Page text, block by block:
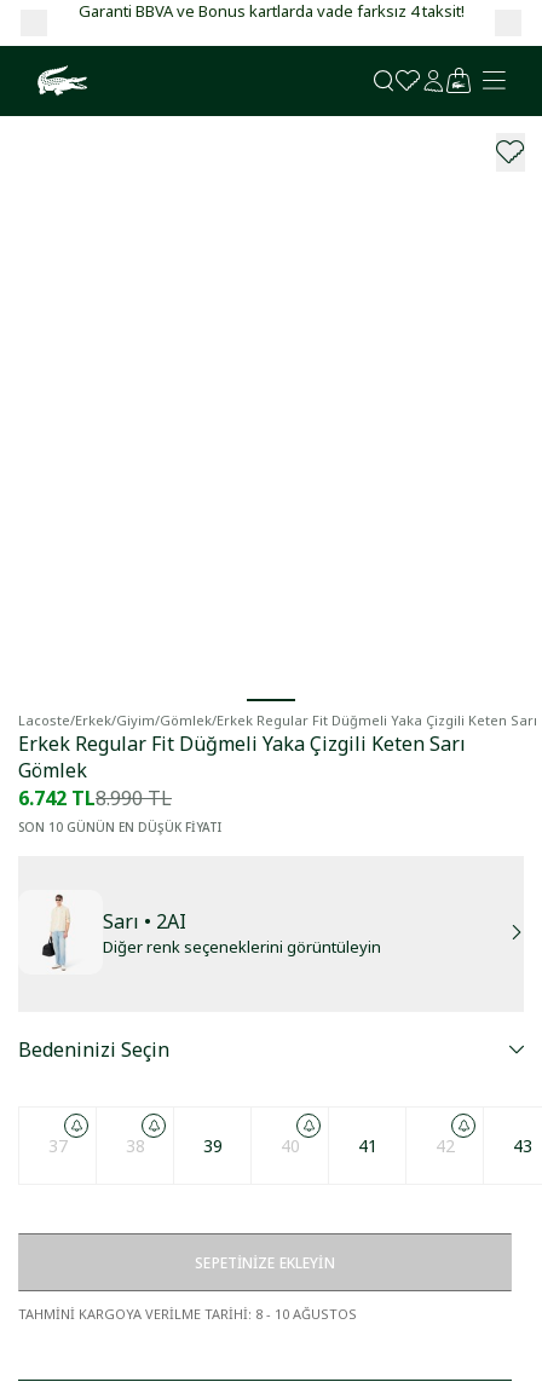
Garanti BBVA ve Bonus kartlarda vade farksız 4 taksit!
Lacoste/Erkek/Giyim/Gömlek/Erkek Regular Fit Düğmeli Yaka Çizgili Keten
Erkek Regular Fit Düğmeli Yaka Çizgili Keten Sarı
Gömlek
6.742 TL8.990 TL
SON 10 GÜNÜN EN DÜŞÜK FİYATI
Sarı • 2AI
Diğer renk seçeneklerini görüntüleyin
Bedeninizi Seçin
37 38 39 40 41 42 43
SEPETİNİZE EKLEYİN
TAHMİNİ KARGOYA VERİLME TARİHİ: 8 - 10 AĞUSTOS